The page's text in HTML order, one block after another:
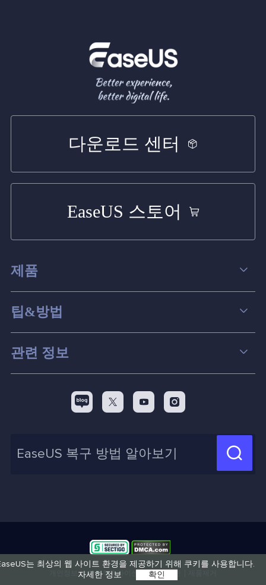
는 최상의 웹 사이트 환경을 제공하기 위해 쿠키를 사용합니다.
자세한 정보
확인
다운로드 센터
EaseUS 스토어
제품
데이터 복구
파티션 관리
스크린 레코더
백업&복원
신제품 New
팁&방법
컴퓨터 데이터 복구 팁
맥 데이터 복구 팁
디스크 파티션 팁
화면 녹화 팁
인사이트 보고서
관련 정보
리셀러
제휴 문의
  

개인정보 보호 정책 라이센스 이용약관